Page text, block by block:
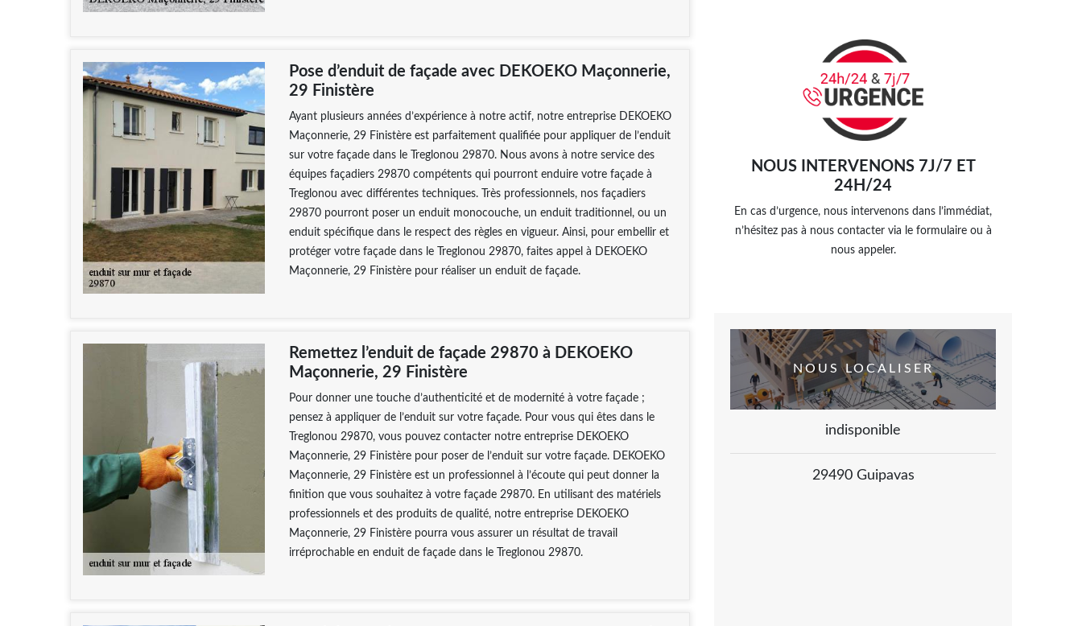
Pose d’enduit de façade avec DEKOEKO Maçonnerie,
29 Finistère
Ayant plusieurs années d’expérience à notre actif, notre entreprise DEKOEKO
Maçonnerie, 29 Finistère est parfaitement qualifiée pour appliquer de l’enduit
sur votre façade dans le Treglonou 29870. Nous avons à notre service des
équipes façadiers 29870 compétents qui pourront enduire votre façade à
Treglonou avec différentes techniques. Très professionnels, nos façadiers
29870 pourront poser un enduit monocouche, un enduit traditionnel, ou un
enduit spécifique dans le respect des règles en vigueur. Ainsi, pour embellir et
protéger votre façade dans le Treglonou 29870, faites appel à DEKOEKO
Maçonnerie, 29 Finistère pour réaliser un enduit de façade.
Remettez l’enduit de façade 29870 à DEKOEKO
Maçonnerie, 29 Finistère
Pour donner une touche d’authenticité et de modernité à votre façade ;
pensez à appliquer de l’enduit sur votre façade. Pour vous qui êtes dans le
Treglonou 29870, vous pouvez contacter notre entreprise DEKOEKO
Maçonnerie, 29 Finistère pour poser de l’enduit sur votre façade. DEKOEKO
Maçonnerie, 29 Finistère est un professionnel à l’écoute qui peut donner la
finition que vous souhaitez à votre façade 29870. En utilisant des matériels
professionnels et des produits de qualité, notre entreprise DEKOEKO
Maçonnerie, 29 Finistère pourra vous assurer un résultat de travail
irréprochable en enduit de façade dans le Treglonou 29870.
NOUS INTERVENONS 7J/7 ET
24H/24
En cas d’urgence, nous intervenons dans l’immédiat,
n’hésitez pas à nous contacter via le formulaire ou à
nous appeler.
NOUS LOCALISER
indisponible
29490 Guipavas